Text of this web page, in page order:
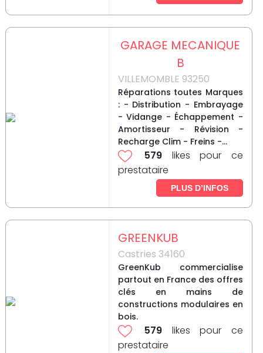
GARAGE MECANIQUE
B
VILLEMOMBLE 93250
Réparations toutes Marques
: - Distribution - Embrayage
- Vidange - Échappement -
Amortisseur - Révision -
Recharge Clim - Freins -...
579 likes pour ce
prestataire
PLUS D’INFOS
GREENKUB
Castries 34160
GreenKub commercialise
partout en France des offres
clés en mains de
constructions modulaires en
bois.
579 likes pour ce
prestataire